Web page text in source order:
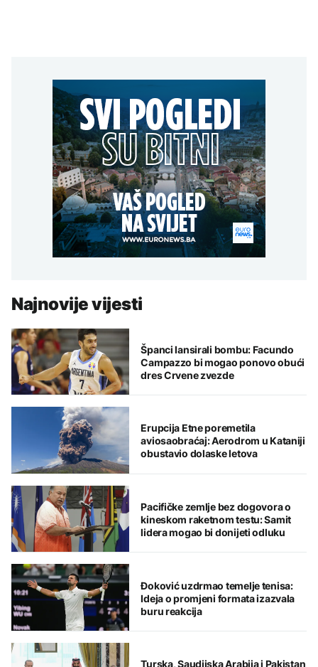
Najnovije vijesti
Španci lansirali bombu: Facundo
Campazzo bi mogao ponovo obući
dres Crvene zvezde
Erupcija Etne poremetila
aviosaobraćaj: Aerodrom u Kataniji
obustavio dolaske letova
Pacifičke zemlje bez dogovora o
kineskom raketnom testu: Samit
lidera mogao bi donijeti odluku
Đoković uzdrmao temelje tenisa:
Ideja o promjeni formata izazvala
buru reakcija
Turska, Saudijska Arabija i Pakistan